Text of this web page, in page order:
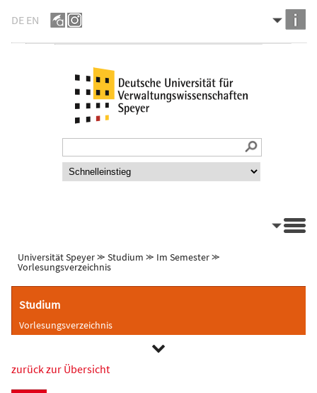
DE EN
Universität Speyer⪼ Studium ⪼ Im Semester⪼
Vorlesungsverzeichnis
Studium
Vorlesungsverzeichnis
zurück zur Übersicht